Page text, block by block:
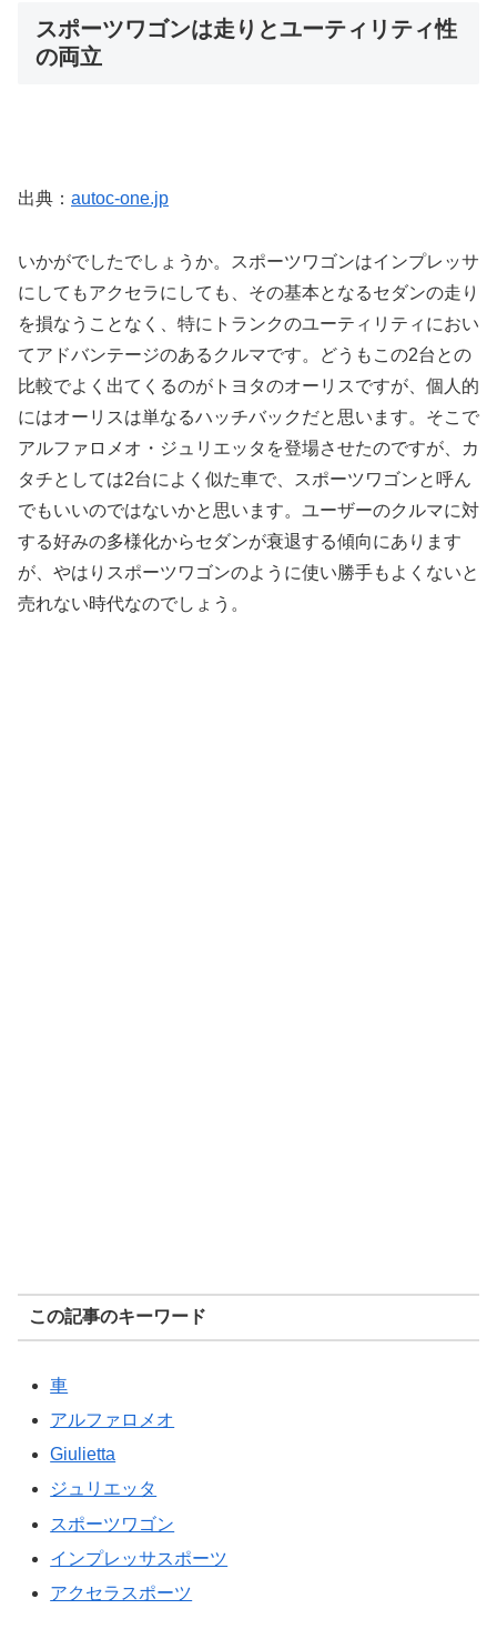
スポーツワゴンは走りとユーティリティ性
の両立
出典： autoc-one.jp
いかがでしたでしょうか。スポーツワゴンはインプレッサ
にしてもアクセラにしても、その基本となるセダンの走り
を損なうことなく、特にトランクのユーティリティにおい
てアドバンテージのあるクルマです。どうもこの2台との
比較でよく出てくるのがトヨタのオーリスですが、個人的
にはオーリスは単なるハッチバックだと思います。そこで
アルファロメオ・ジュリエッタを登場させたのですが、カ
タチとしては2台によく似た車で、スポーツワゴンと呼ん
でもいいのではないかと思います。ユーザーのクルマに対
する好みの多様化からセダンが衰退する傾向にあります
が、やはりスポーツワゴンのように使い勝手もよくないと
売れない時代なのでしょう。
この記事のキーワード
車
アルファロメオ
Giulietta
ジュリエッタ
スポーツワゴン
インプレッサスポーツ
アクセラスポーツ